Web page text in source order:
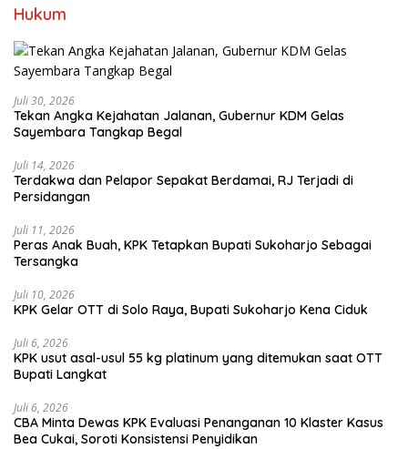
Hukum
Juli 30, 2026
Tekan Angka Kejahatan Jalanan, Gubernur KDM Gelas
Sayembara Tangkap Begal
Juli 14, 2026
Terdakwa dan Pelapor Sepakat Berdamai, RJ Terjadi di
Persidangan
Juli 11, 2026
Peras Anak Buah, KPK Tetapkan Bupati Sukoharjo Sebagai
Tersangka
Juli 10, 2026
KPK Gelar OTT di Solo Raya, Bupati Sukoharjo Kena Ciduk
Juli 6, 2026
KPK usut asal-usul 55 kg platinum yang ditemukan saat OTT
Bupati Langkat
Juli 6, 2026
CBA Minta Dewas KPK Evaluasi Penanganan 10 Klaster Kasus
Bea Cukai, Soroti Konsistensi Penyidikan